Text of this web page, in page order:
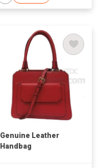
Genuine Leather
Handbag